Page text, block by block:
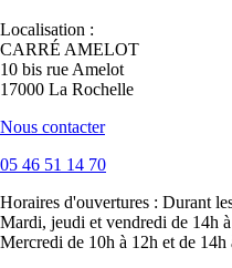
Localisation :
CARRÉ AMELOT
10 bis rue Amelot
17000 La Rochelle
Nous contacter
05 46 51 14 70
Horaires d'ouvertures : Durant
Mardi, jeudi et vendredi de 14h
Mercredi de 10h à 12h et de 14h